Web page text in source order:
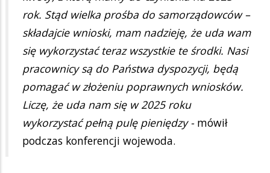
rok. Stąd wielka prośba do samorządowców –
składajcie wnioski, mam nadzieję, że uda wam
się wykorzystać teraz wszystkie te środki. Nasi
pracownicy są do Państwa dyspozycji, będą
pomagać w złożeniu poprawnych wniosków.
Liczę, że uda nam się w 2025 roku
wykorzystać pełną pulę pieniędzy - mówił
podczas konferencji wojewoda.